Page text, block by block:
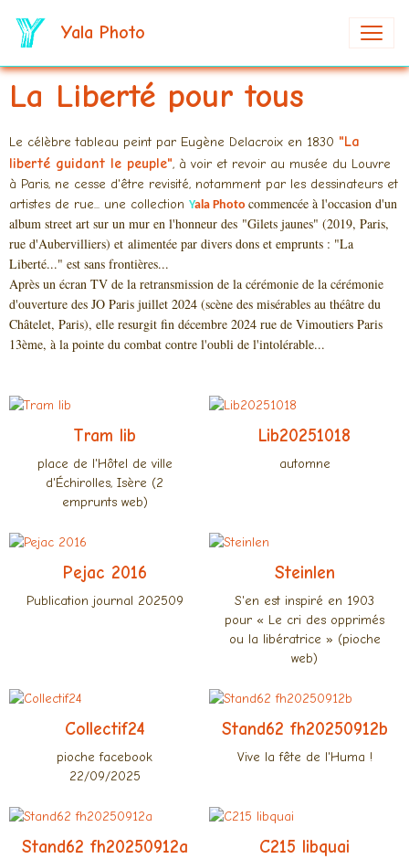
Yala Photo
La Liberté pour tous
Le célèbre tableau peint par Eugène Delacroix en 1830 "La
liberté guidant le peuple", à voir et revoir au musée du Louvre
à Paris, ne cesse d'être revisité, notamment par les dessinateurs et
artistes de rue... une collection Yala Photo commencée à l'occasion d'un
album street art sur un mur en l'honneur des "Gilets jaunes" (2019, Paris,
rue d'Aubervilliers) et alimentée par divers dons et emprunts : "La
Liberté..." est sans frontières...
Après un écran TV de la retransmission de la cérémonie de la cérémonie
d'ouverture des JO Paris juillet 2024 (scène des misérables au théâtre du
Châtelet, Paris), elle resurgit fin décembre 2024 rue de Vimoutiers Paris
13ème, à la pointe du combat contre l'oubli de l'intolérable...
Tram lib
place de l'Hôtel de ville
d'Échirolles, Isère (2
emprunts web)
Lib20251018
automne
Pejac 2016
Publication journal 202509
Steinlen
S'en est inspiré en 1903
pour « Le cri des opprimés
ou la libératrice » (pioche
web)
Collectif24
pioche facebook
22/09/2025
Stand62 fh20250912b
Vive la fête de l'Huma !
Stand62 fh20250912a C215 libquai